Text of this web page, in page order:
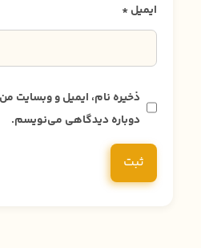
ایمیل*
ذخیره نام، ایمیل و وبسایت
دوباره دیدگاهی می‌نویسم.